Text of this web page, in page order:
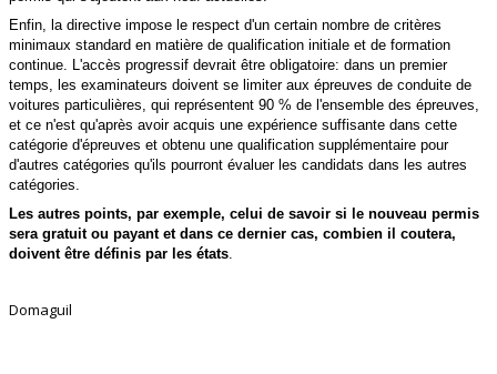
Enfin, la directive impose le respect d'un certain nombre de critères
minimaux standard en matière de qualification initiale et de formation
continue. L'accès progressif devrait être obligatoire: dans un premier
temps, les examinateurs doivent se limiter aux épreuves de conduite de
voitures particulières, qui représentent 90 % de l'ensemble des épreuves,
et ce n'est qu'après avoir acquis une expérience suffisante dans cette
catégorie d'épreuves et obtenu une qualification supplémentaire pour
d'autres catégories qu'ils pourront évaluer les candidats dans les autres
catégories.
Les autres points, par exemple, celui de savoir si le nouveau permis
sera gratuit ou payant et dans ce dernier cas, combien il coutera,
doivent être définis par les états.
Domaguil